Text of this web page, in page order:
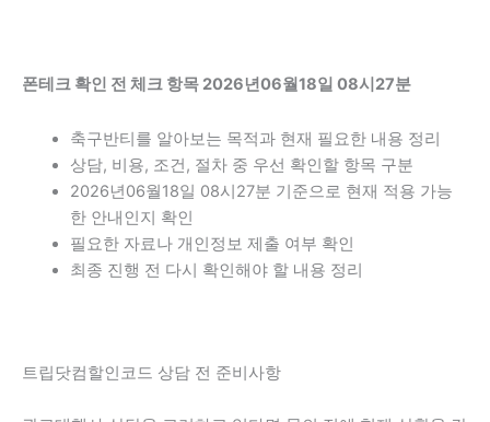
폰테크 확인 전 체크 항목 2026년06월18일 08시27분
축구반티를 알아보는 목적과 현재 필요한 내용 정리
상담, 비용, 조건, 절차 중 우선 확인할 항목 구분
2026년06월18일 08시27분 기준으로 현재 적용 가능
한 안내인지 확인
필요한 자료나 개인정보 제출 여부 확인
최종 진행 전 다시 확인해야 할 내용 정리
트립닷컴할인코드 상담 전 준비사항